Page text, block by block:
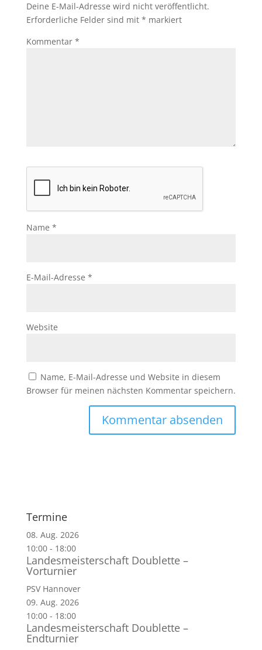
Deine E-Mail-Adresse wird nicht veröffentlicht.
Erforderliche Felder sind mit * markiert
Kommentar *
Name *
E-Mail-Adresse *
Website
Name, E-Mail-Adresse und Website in diesem
Browser für meinen nächsten Kommentar speichern.
Termine
08. Aug. 2026
10:00- 18:00
Landesmeisterschaft Doublette –
Vorturnier
PSV Hannover
09. Aug. 2026
10:00- 18:00
Landesmeisterschaft Doublette –
Endturnier